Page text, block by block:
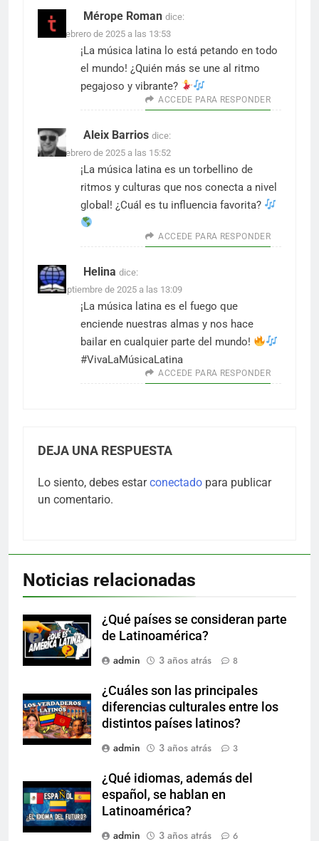
Mérope Roman dice:
10 de febrero de 2025 a las 13:53
¡La música latina lo está petando en todo
el mundo! ¿Quién más se une al ritmo
pegajoso y vibrante?
ACCEDE PARA RESPONDER
Aleix Barrios dice:
22 de febrero de 2025 a las 15:52
¡La música latina es un torbellino de
ritmos y culturas que nos conecta a nivel
global! ¿Cuál es tu influencia favorita?
ACCEDE PARA RESPONDER
Helina dice:
1 de septiembre de 2025 a las 13:09
¡La música latina es el fuego que
enciende nuestras almas y nos hace
bailar en cualquier parte del mundo!
#VivaLaMúsicaLatina
ACCEDE PARA RESPONDER
DEJA UNA RESPUESTA
Lo siento, debes estarconectado para publicar
un comentario.
Noticias relacionadas
¿Qué países se consideran parte
de Latinoamérica?
admin
3 años atrás 8
¿Cuáles son las principales
diferencias culturales entre los
distintos países latinos?
admin
3 años atrás 3
¿Qué idiomas, además del
español, se hablan en
Latinoamérica?
admin
3 años atrás 6